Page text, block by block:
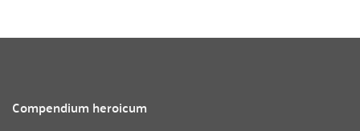
Compendium heroicum